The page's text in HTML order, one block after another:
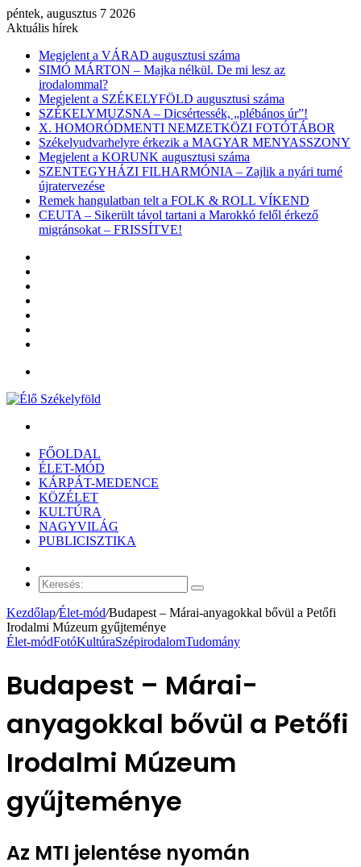
péntek, augusztus 7 2026
Aktuális hírek
Megjelent a VÁRAD augusztusi száma
SIMÓ MÁRTON – Majka nélkül. De mi lesz az
irodalommal?
Megjelent a SZÉKELYFÖLD augusztusi száma
SZÉKELYMUZSNA – Dicsértessék, „plébános úr”!
X. HOMORÓDMENTI NEMZETKÖZI FOTÓTÁBOR
Székelyudvarhelyre érkezik a MAGYAR MENYASSZONY
Megjelent a KORUNK augusztusi száma
SZENTEGYHÁZI FILHARMÓNIA – Zajlik a nyári turné
újratervezése
Remek hangulatban telt a FOLK & ROLL VÍKEND
CEUTA – Sikerült távol tartani a Marokkó felől érkező
migránsokat – FRISSÍTVE!
FŐOLDAL
ÉLET-MÓD
KÁRPÁT-MEDENCE
KÖZÉLET
KULTÚRA
NAGYVILÁG
PUBLICISZTIKA
cikk
Keresés:
Kezdőlap/Élet-mód/Budapest – Márai-anyagokkal bővül a Petőfi
Irodalmi Múzeum gyűjteménye
Élet-módFotóKultúraSzépirodalomTudomány
Budapest – Márai-
anyagokkal bővül a Petőfi
Irodalmi Múzeum
gyűjteménye
Az MTI jelentése nyomán